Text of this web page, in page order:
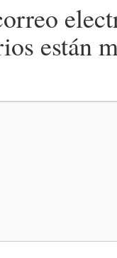
están